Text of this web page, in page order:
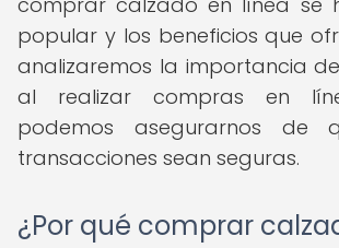
popular y los beneficios que
analizaremos la importancia
al realizar compras en
podemos asegurarnos de
transacciones sean seguras.
¿Por qué comprar